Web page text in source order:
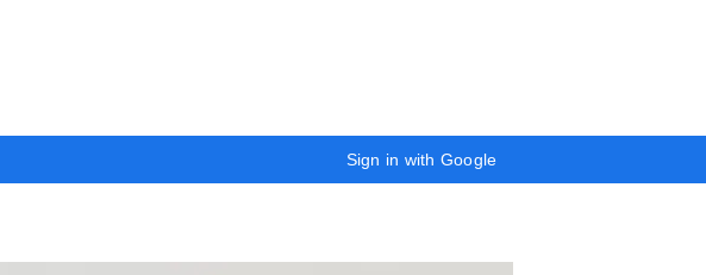
Sign in with Google